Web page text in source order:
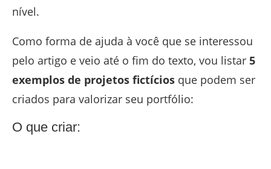
nível.
Como forma de ajuda à você que se interessou
pelo artigo e veio até o fim do texto, vou listar 5
exemplos de projetos fictícios que podem ser
criados para valorizar seu portfólio:
O que criar: